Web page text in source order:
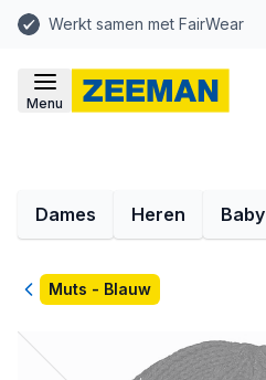
Werkt samen met FairWear
Menu
Dames Heren Baby
TerugMuts - Blauw